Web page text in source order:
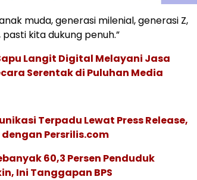
muda, generasi milenial, generasi Z,
kita dukung penuh.”
Langit Digital Melayani Jasa
Serentak di Puluhan Media
Terpadu Lewat Press Release,
Persrilis.com
60,3 Persen Penduduk
Ini Tanggapan BPS